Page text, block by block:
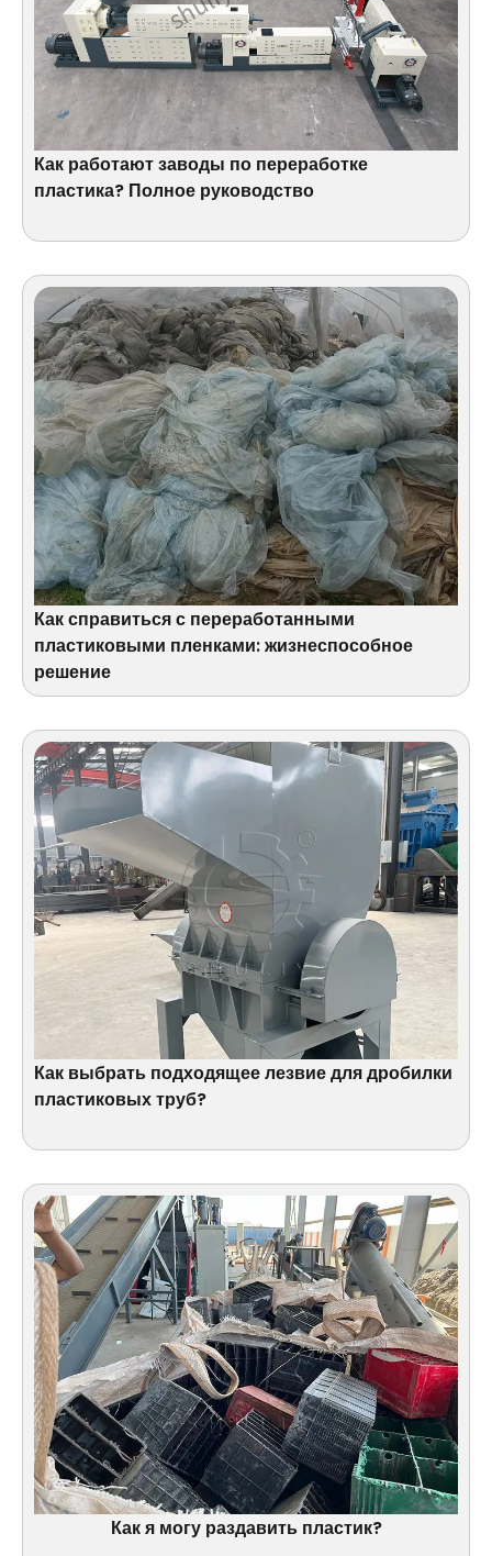
Как работают заводы по переработке
пластика? Полное руководство
Как справиться с переработанными
пластиковыми пленками: жизнеспособное
решение
Как выбрать подходящее лезвие для дробилки
пластиковых труб?
Как я могу раздавить пластик?